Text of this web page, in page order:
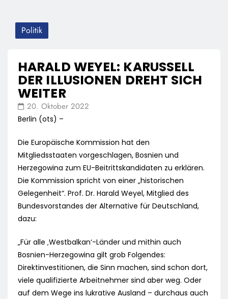
Politik
HARALD WEYEL: KARUSSELL
DER ILLUSIONEN DREHT SICH
WEITER
20. Oktober 2022
Berlin (ots) –
Die Europäische Kommission hat den
Mitgliedsstaaten vorgeschlagen, Bosnien und
Herzegowina zum EU-Beitrittskandidaten zu erklären.
Die Kommission spricht von einer „historischen
Gelegenheit“. Prof. Dr. Harald Weyel, Mitglied des
Bundesvorstandes der Alternative für Deutschland,
dazu:
„Für alle ‚Westbalkan‘-Länder und mithin auch
Bosnien-Herzegowina gilt grob Folgendes:
Direktinvestitionen, die Sinn machen, sind schon dort,
viele qualifizierte Arbeitnehmer sind aber weg. Oder
auf dem Wege ins lukrative Ausland – durchaus auch